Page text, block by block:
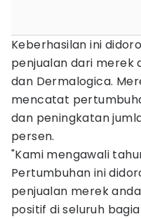
Keberhasilan ini
penjualan dari merek
dan Dermalogica.
mencatat
dan peningkatan
persen.
"Kami mengawali
Pertumbuhan ini
penjualan merek
positif di seluruh